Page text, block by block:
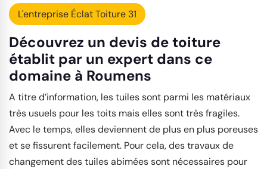
L'entreprise Éclat Toiture 31
Découvrez un devis de toiture
établit par un expert dans ce
domaine à Roumens
A titre d’information, les tuiles sont parmi les matériaux
très usuels pour les toits mais elles sont très fragiles.
Avec le temps, elles deviennent de plus en plus poreuses
et se fissurent facilement. Pour cela, des travaux de
changement des tuiles abimées sont nécessaires pour